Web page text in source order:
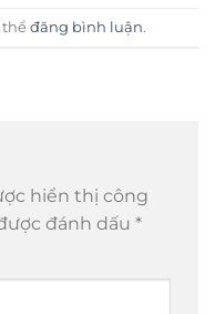
thể đăng bình luận.
hiển thị công
đánh dấu *